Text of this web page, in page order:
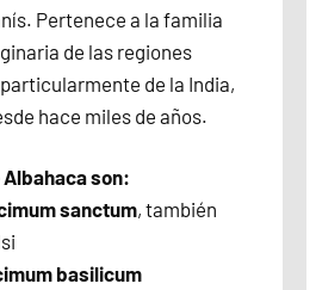
Pertenece a la familia
de las regiones
de la India,
hace miles de años.
son:
sanctum, también
basilicum